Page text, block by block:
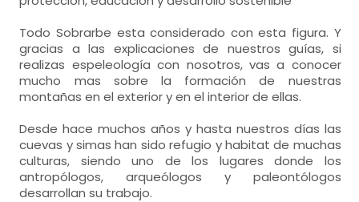
Todo Sobrarbe esta considerado con esta figura. Y
gracias a las explicaciones de nuestros guías, si
realizas espeleología con nosotros, vas a conocer
mucho mas sobre la formación de nuestras
montañas en el exterior y en el interior de ellas.
Desde hace muchos años y hasta nuestros días las
cuevas y simas han sido refugio y habitat de muchas
culturas, siendo uno de los lugares donde los
antropólogos, arqueólogos y paleontólogos
desarrollan su trabajo.